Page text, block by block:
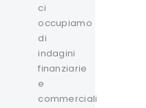
ci
occupiamo
di
indagini
finanziarie
e
commerciali